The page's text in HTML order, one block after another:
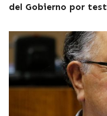
del Gobierno por